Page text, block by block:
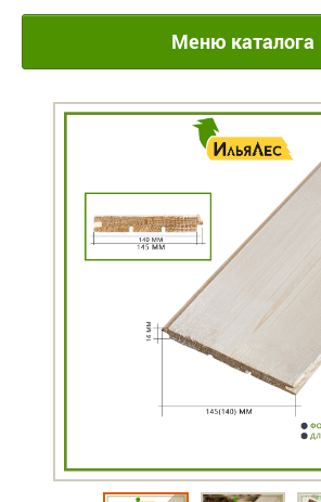
Меню каталога